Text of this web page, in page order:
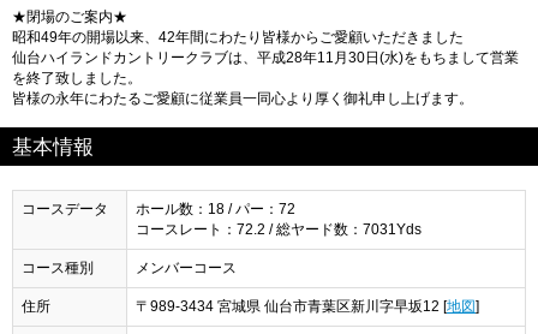
★閉場のご案内★
昭和49年の開場以来、42年間にわたり皆様からご愛顧いただきました
仙台ハイランドカントリークラブは、平成28年11月30日(水)をもちまして営業
を終了致しました。
皆様の永年にわたるご愛顧に従業員一同心より厚く御礼申し上げます。
基本情報
コースデータ
ホール数：18 / パー：72
コースレート：72.2 / 総ヤード数：7031Yds
コース種別 メンバーコース
住所 〒989-3434 宮城県 仙台市青葉区新川字早坂12 [ 地図